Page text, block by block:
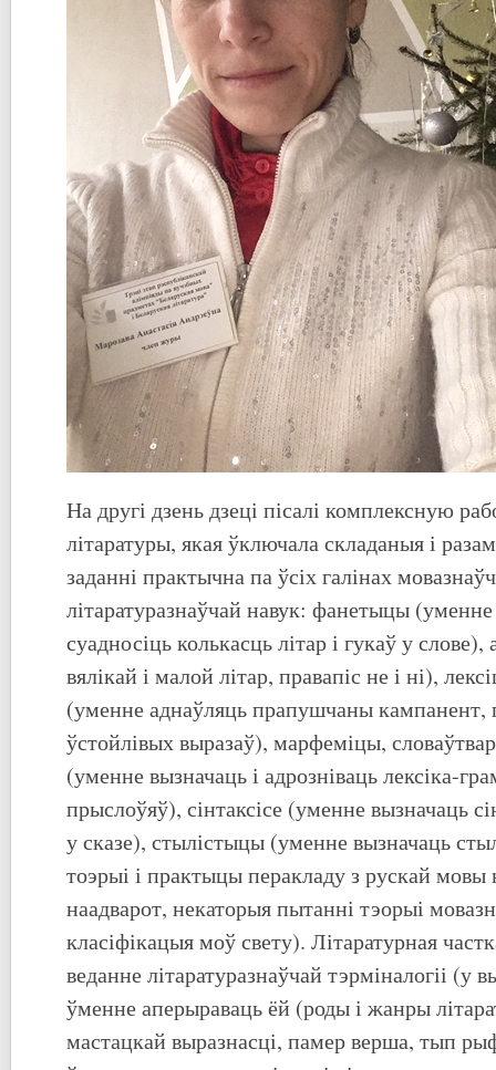
На другі дзень дзеці пісалі комплексную
літаратуры, якая ўключала складаныя і
заданні практычна па ўсіх галінах
літаратуразнаўчай навук: фанетыцы (уменне
суадносіць колькасць літар і гукаў у слове),
вялікай і малой літар, правапіс не і ні),
(уменне аднаўляць прапушчаны кампанент,
ўстойлівых выразаў), марфеміцы,
(уменне вызначаць і адрозніваць лексіка-
прыслоўяў), сінтаксісе (уменне вызначаць
у сказе), стылістыцы (уменне вызначаць
тоэрыі і практыцы перакладу з рускай мовы
наадварот, некаторыя пытанні тэорыі
класіфікацыя моў свету). Літаратурная
веданне літаратуразнаўчай тэрміналогіі (у
ўменне аперыраваць ёй (роды і жанры
мастацкай выразнасці, памер верша, тып